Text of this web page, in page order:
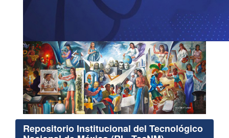
Repositorio Institucional del Tecnológico